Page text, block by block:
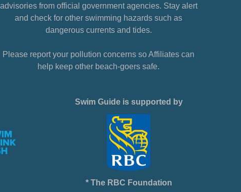
advisories from official government agencies. Stay alert
and check for other swimming hazards such as
dangerous currents and tides.
Please report your pollution concerns so Affiliates can
help keep other beach-goers safe.
Swim Guide is supported by
* The RBC Foundation